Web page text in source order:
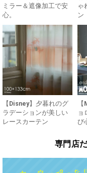
ミラー＆遮像加工で安
心。
ゃ
ン
【Disney】夕暮れのグ
ラデーションが美しい
レースカーテン
ョ
び
専門店